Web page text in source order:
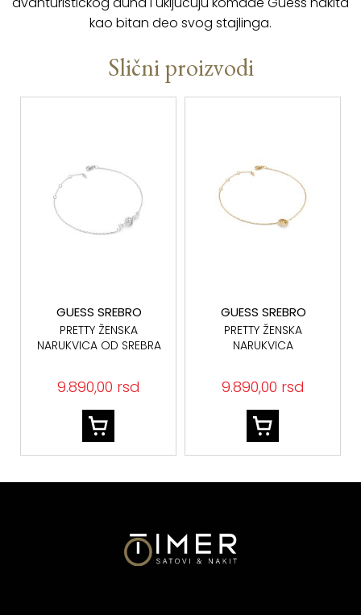
kao bitan deo svog stajlinga.
Slični proizvodi
GUESS SREBRO
PRETTY ŽENSKA
NARUKVICA OD SREBRA
9.890,00 rsd
GUESS SREBRO
PRETTY ŽENSKA
NARUKVICA
9.890,00 rsd